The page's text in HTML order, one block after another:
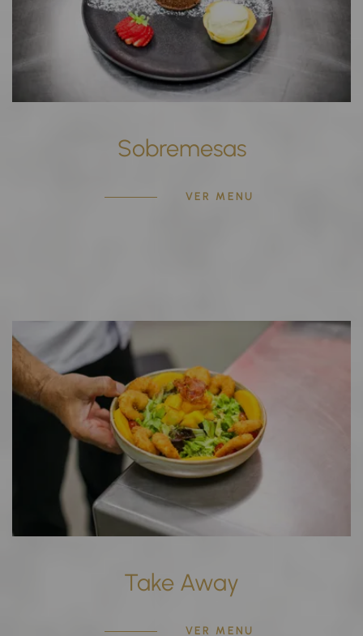
Sobremesas
VER MENU
Take Away
VER MENU